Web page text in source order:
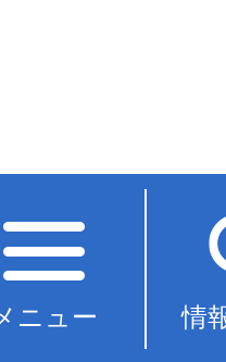
ニュー 情